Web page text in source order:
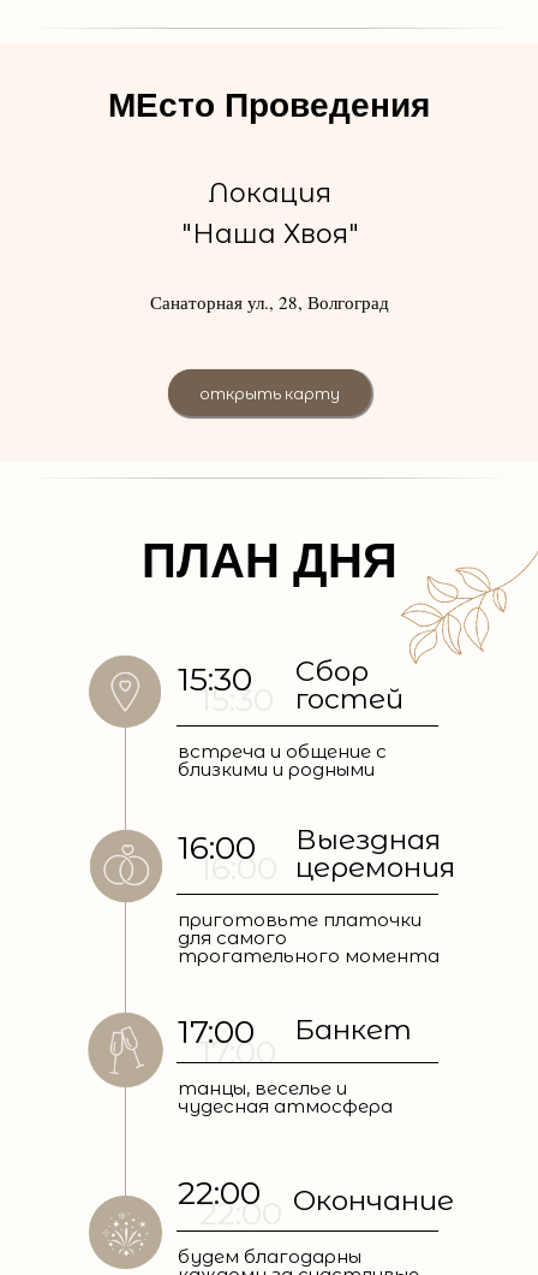
открыть карту
МЕсто Проведения
Локация
"Наша Хвоя"
Санаторная ул., 28, Волгоград
15:30
ПЛАН ДНЯ
15:30
Сбор
гостей
встреча и общение с
близкими и родными
16:00
16:00
Выездная
церемония
приготовьте платочки
для самого
трогательного момента
17:00
17:00 Банкет
танцы, веселье и
чудесная атмосфера
22:00
22:00 Окончание
будем благодарны